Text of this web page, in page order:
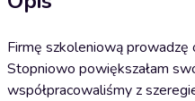
Firmę szkoleniową
Stopniowo powiększałam
współpracowaliśmy z